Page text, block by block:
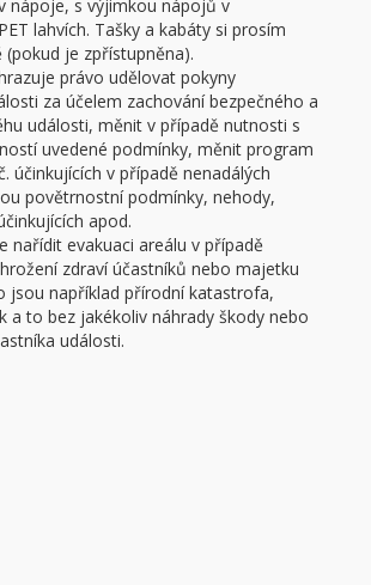
nápoje, s výjimkou nápojů v
lahvích. Tašky a kabáty si prosím
je zpřístupněna).
právo udělovat pokyny
za účelem zachování bezpečného a
události, měnit v případě nutnosti s
uvedené podmínky, měnit program
účinkujících v případě nenadálých
povětrnostní podmínky, nehody,
apod.
nařídit evakuaci areálu v případě
zdraví účastníků nebo majetku
jsou například přírodní katastrofa,
a to bez jakékoliv náhrady škody nebo
události.